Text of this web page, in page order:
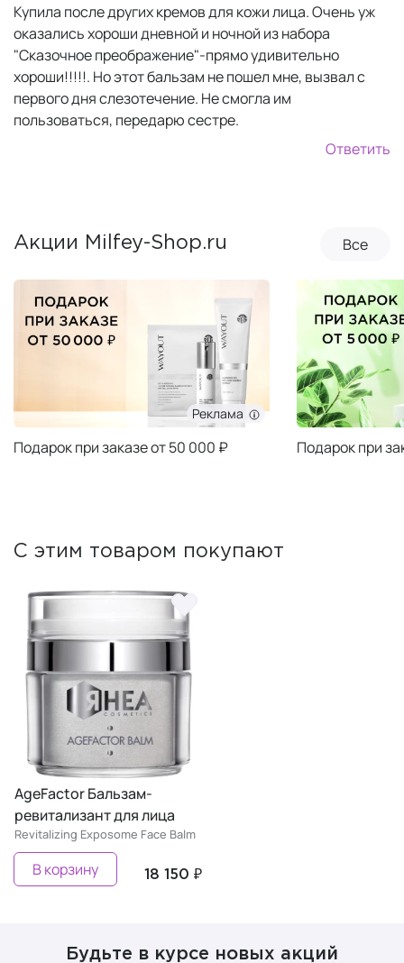
Купила после других кремов для кожи лица. Очень уж
оказались хороши дневной и ночной из набора
"Сказочное преображение"-прямо удивительно
хороши!!!!!. Но этот бальзам не пошел мне, вызвал с
первого дня слезотечение. Не смогла им
пользоваться, передарю сестре.
Ответить
Акции Milfey-Shop.ru Все
Реклама
Подарок при заказе от 50 000 ₽ Подарок при
С этим товаром покупают
AgeFactor Бальзам-
ревитализант для лица
Revitalizing Exposome Face Balm
18 150 ₽
В корзину
Будьте в курсе новых акций